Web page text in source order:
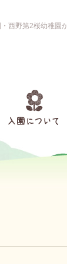
西野第2桜幼稚園